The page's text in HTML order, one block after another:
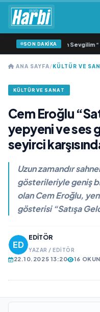
SON DAKİKA
Tekli “Donacaksın Sevgilim “
ANA SAYFA/KÜLTÜR VE
KÜLTÜR VE SANAT
Cem Eroğlu
yepyeni ve ses
seyirci
Uzun zamandır
gösterileriyle geniş
olan Cem Eroğlu,
gösterisi “Satışa
EDITÖR
YAZAR / EDITÖR
22.10.2025 13:20 16